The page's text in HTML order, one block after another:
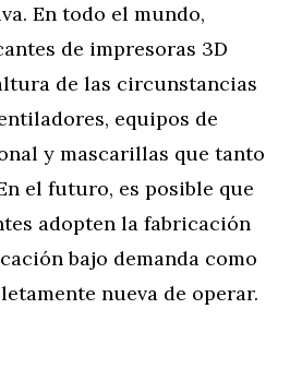
En todo el mundo,
de impresoras 3D
de las circunstancias
equipos de
y mascarillas que tanto
el futuro, es posible que
adopten la fabricación
bajo demanda como
nueva de operar.